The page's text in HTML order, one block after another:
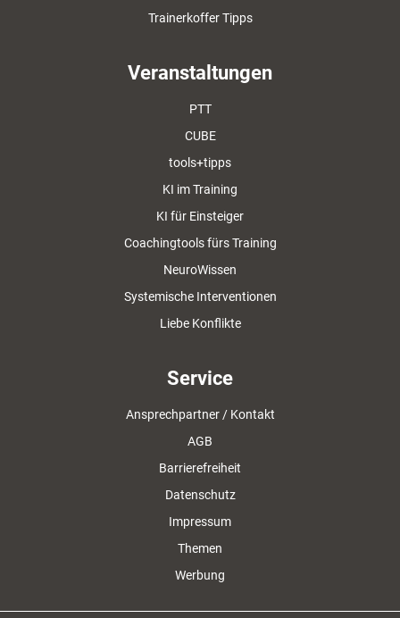
Trainerkoffer Tipps
Veranstaltungen
PTT
CUBE
tools+tipps
KI im Training
KI für Einsteiger
Coachingtools fürs Training
NeuroWissen
Systemische Interventionen
Liebe Konflikte
Service
Ansprechpartner / Kontakt
AGB
Barrierefreiheit
Datenschutz
Impressum
Themen
Werbung